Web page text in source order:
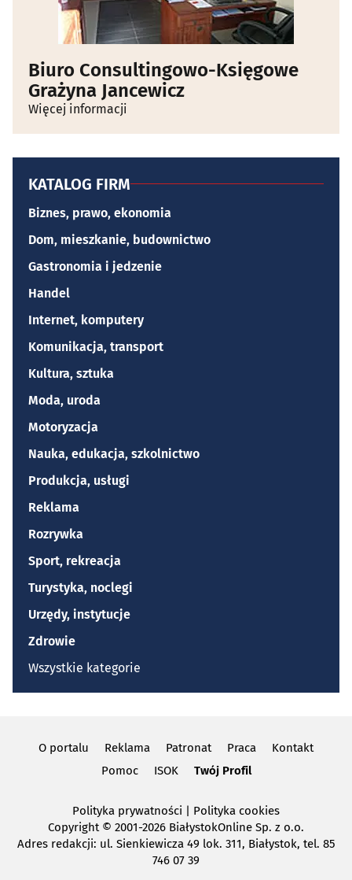
Biuro Consultingowo-Księgowe
Grażyna Jancewicz
Więcej informacji
KATALOG FIRM
Biznes, prawo, ekonomia
Dom, mieszkanie, budownictwo
Gastronomia i jedzenie
Handel
Internet, komputery
Komunikacja, transport
Kultura, sztuka
Moda, uroda
Motoryzacja
Nauka, edukacja, szkolnictwo
Produkcja, usługi
Reklama
Rozrywka
Sport, rekreacja
Turystyka, noclegi
Urzędy, instytucje
Zdrowie
Wszystkie kategorie
O portalu Reklama Patronat Praca
Kontakt
Pomoc
ISOK Twój Profil
Polityka prywatności | Polityka cookies
Copyright © 2001-2026 BiałystokOnline Sp. z o.o.
Adres redakcji: ul. Sienkiewicza 49 lok. 311, Białystok, tel. 85
746 07 39